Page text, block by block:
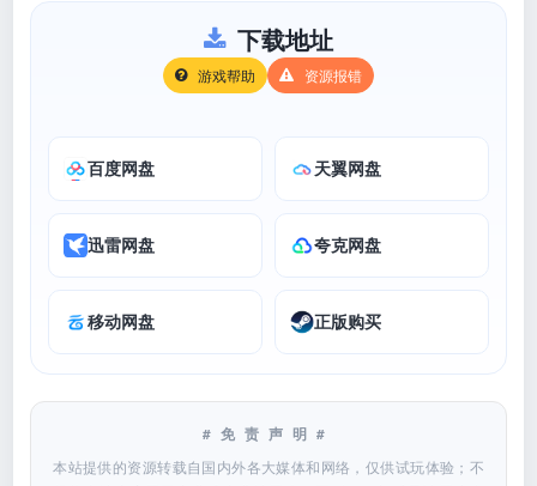
下载地址
游戏帮助 资源报错
百度网盘 天翼网盘
迅雷网盘 夸克网盘
移动网盘 正版购买
#免责声明#
本站提供的资源转载自国内外各大媒体和网络，仅供试玩体验；不